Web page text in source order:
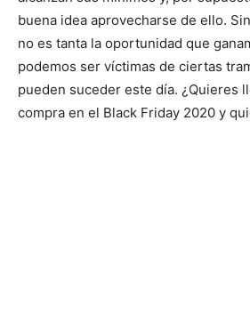
buena idea aprovecharse de ello.
no es tanta la oportunidad que
podemos ser víctimas de ciertas
pueden suceder este día. ¿Quieres
compra en el Black Friday 2020 y